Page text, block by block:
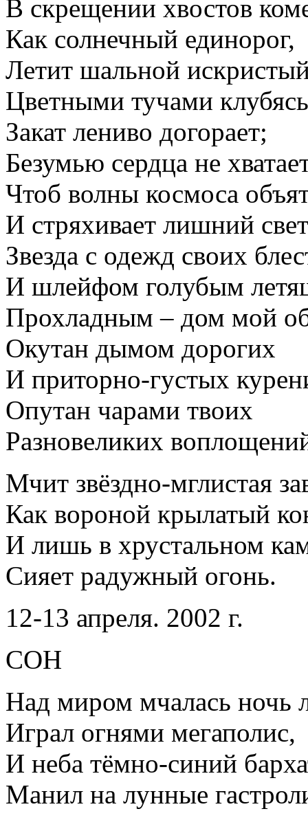
В скрещении хвостов
Как солнечный единорог,
Летит шальной
Цветными тучами
Закат лениво догорает;
Безумью сердца не
Чтоб волны космоса
И стряхивает лишний свет
Звезда с одежд своих
И шлейфом голубым
Прохладным – дом мой
Окутан дымом дорогих
И приторно-густых
Опутан чарами твоих
Разновеликих
Мчит звёздно-мглистая
Как вороной крылатый
И лишь в хрустальном
Сияет радужный огонь.
12-13 апреля. 2002 г.
СОН
Над миром мчалась ночь
Играл огнями мегаполис,
И неба тёмно-синий
Манил на лунные